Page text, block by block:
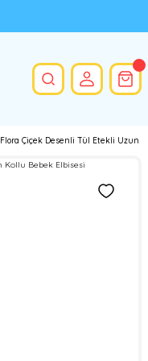
Flora Çiçek Desenli Tül Etekli Uzun